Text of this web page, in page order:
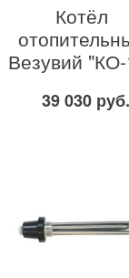
Котёл
Везувий
39 030 руб.